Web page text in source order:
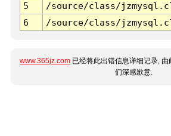
5
/source/class/
6
/source/class/
www.365jz.com 已经将此出错信息详细记录,
们深感歉意.